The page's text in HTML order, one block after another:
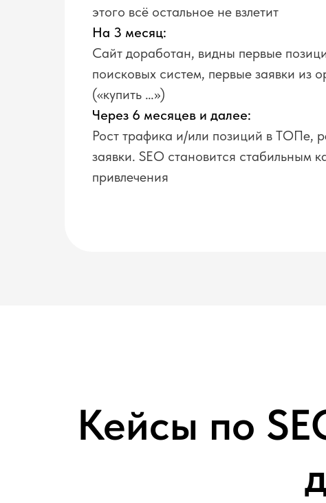
этого всё остальное не взлетит
На 3 месяц:
Сайт доработан, видны первые
поисковых систем, первые заявки из
(«купить …»)
Через 6 месяцев и далее:
Рост трафика и/или позиций в ТОПе,
заявки. SEO становится стабильным
привлечения
Кейсы по